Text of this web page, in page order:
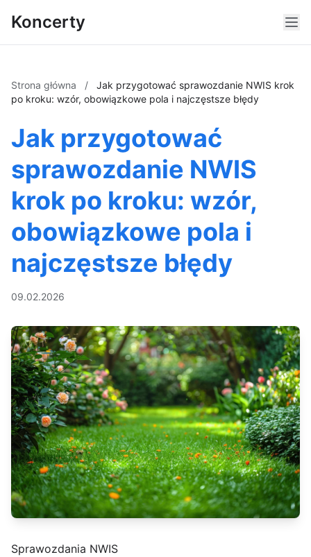
Koncerty
Strona główna /
Jak przygotować sprawozdanie NWIS krok
po kroku: wzór, obowiązkowe pola i najczęstsze błędy
Jak przygotować
sprawozdanie NWIS
krok po kroku: wzór,
obowiązkowe pola i
najczęstsze błędy
09.02.2026
Sprawozdania NWIS